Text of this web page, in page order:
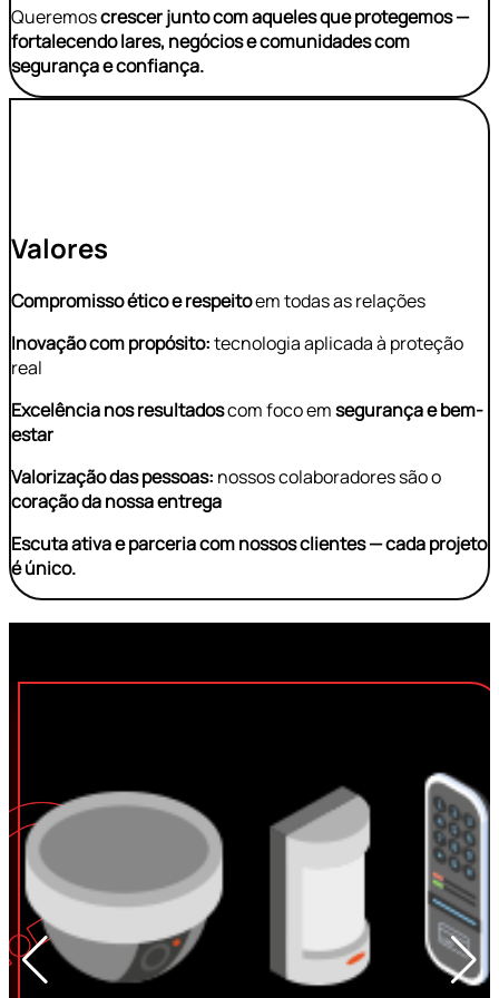
Queremoscrescer junto com aqueles que protegemos —
fortalecendo lares, negócios e comunidades com
segurança e confiança.
Valores
Compromisso ético e respeitoem todas as relações
Inovação com propósito:tecnologia aplicada à proteção
real
Excelência nos resultadoscom foco emsegurança e bem-
estar
Valorização das pessoas: nossos colaboradores são o
coração da nossa entrega
Escuta ativa e parceria com nossos clientes — cada projeto
é único.